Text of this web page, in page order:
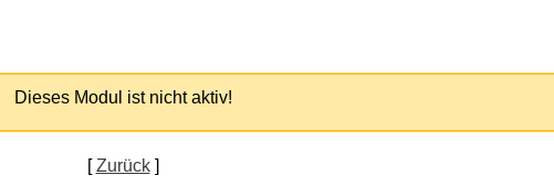
Dieses Modul ist nicht aktiv!
Zurück]